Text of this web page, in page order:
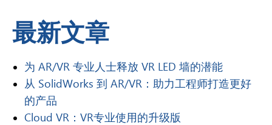
最新文章
为 AR/VR 专业人士释放 VR LED 墙的潜能
从 SolidWorks 到 AR/VR：助力工程师打造更好
的产品
Cloud VR：VR专业使用的升级版